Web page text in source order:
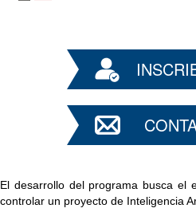
El desarrollo del programa busca el
controlar un proyecto de Inteligencia